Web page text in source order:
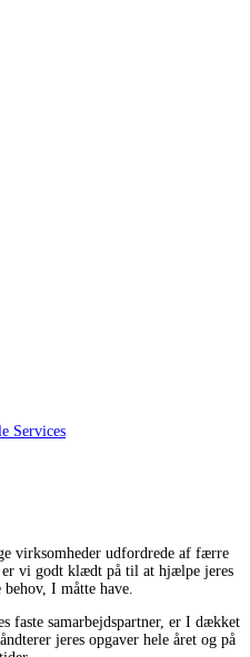
Services
virksomheder udfordrede af færre
er vi godt klædt på til at hjælpe jeres
I måtte have.
faste samarbejdspartner, er I dækket
jeres opgaver hele året og på